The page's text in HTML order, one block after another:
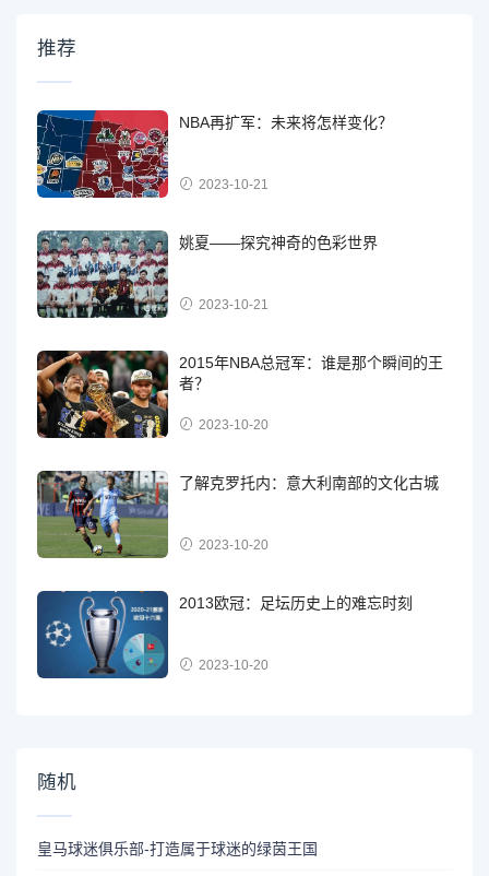
推荐
NBA再扩军：未来将怎样变化？
2023-10-21
姚夏——探究神奇的色彩世界
2023-10-21
2015年NBA总冠军：谁是那个瞬间的王
者？
2023-10-20
了解克罗托内：意大利南部的文化古城
2023-10-20
2013欧冠：足坛历史上的难忘时刻
2023-10-20
随机
皇马球迷俱乐部-打造属于球迷的绿茵王国